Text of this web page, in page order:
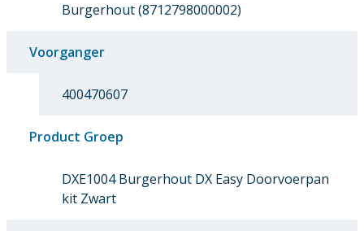
Burgerhout (8712798000002)
Voorganger
400470607
Product Groep
DXE1004 Burgerhout DX Easy Doorvoerpan
kit Zwart